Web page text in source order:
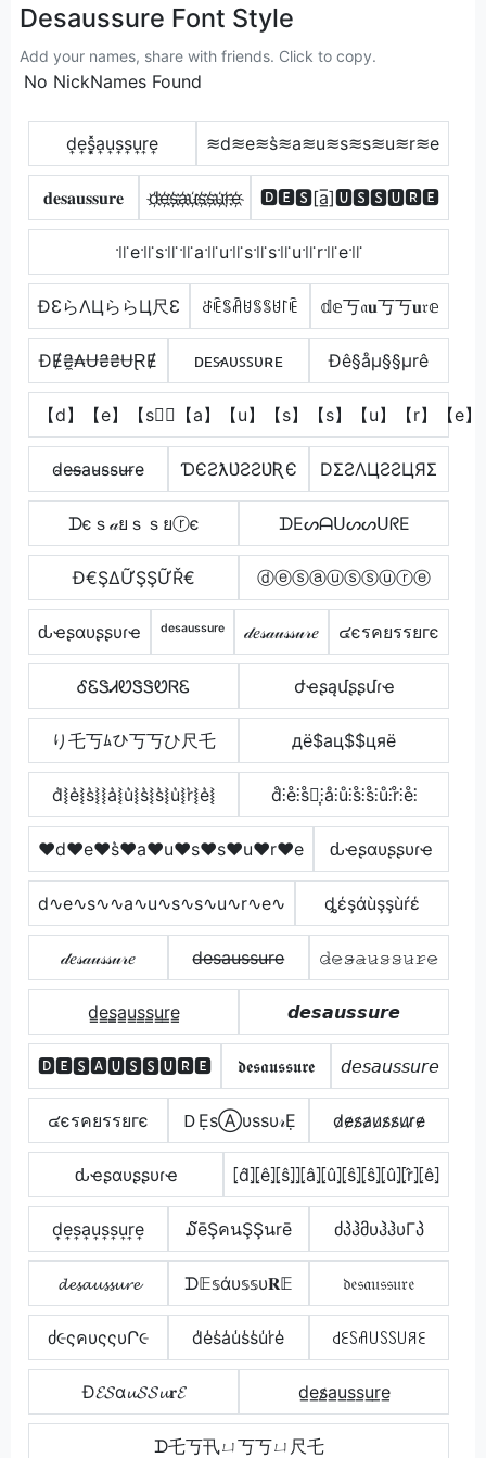
Desaussure Font Style
Add your names, share with friends. Click to copy.
No NickNames Found
d͎e͎s͎͓̽a͎u͎s͎s͎u͎r͎e͎ ≋d≋e≋s͛≋a≋u≋s≋s≋u≋r≋e
𝐝𝐞𝐬𝐚𝐮𝐬𝐬𝐮𝐫𝐞 d҉e҉s҉a҉u҉s҉s҉u҉r҉e҉ 🅳🅴🆂[a̲̅]🆄🆂🆂🆄🆁🅴
꜉꜍e꜉꜍s꜉꜍꜉꜍a꜉꜍u꜉꜍s꜉꜍s꜉꜍u꜉꜍r꜉꜍e꜉꜍
ÐƐらΛЦららЦ尺Ɛ ꁕꍟꌚꋫꐇꌚꌚꐇ꒓ꍟ 𝕕𝕖丂𝔞𝐮丂丂𝐮𝔯𝕖
ĐɆ₴̼₳Ʉ₴₴ɄⱤɆ ᴅᴇꜱ̷ᴀᴜꜱꜱᴜʀᴇ Ðê§åµ§§µrê
【d】【e】【s】⃣【a】【u】【s】【s】【u】【r】【e】
d̴e̴s̴̶a̴u̴s̴s̴u̴r̴e̴ ƊЄƧƛƲƧƧƲƦЄ DΣƧΛЦƧƧЦЯΣ
ᗪєｓ𝒶ยｓｓยⓡє ᗪEᔕᗩᑌᔕᔕᑌᖇE
Đ€ŞΔỮŞŞỮŘ€ ⓓⓔⓢⓐⓤⓢⓢⓤⓡⓔ
ԃҽʂαυʂʂυɾҽ ᵈᵉˢᵃᵘˢˢᵘʳᵉ 𝒹𝑒𝓈𝒶𝓊𝓈𝓈𝓊𝓇𝑒 ๔єรคยรรยгє
ᎴᏋᏕᏗᏬᏕᏕᏬᏒᏋ ժҽʂąմʂʂմɾҽ
り乇丂ﾑひ丂丂ひ尺乇 дё$ац$$цяё
d͛⦚e͛⦚s͛⦚⦚a͛⦚u͛⦚s͛⦚s͛⦚u͛⦚r͛⦚e͛⦚ d̊⫶e̊⫶s̊⫶͎⫶å⫶ů⫶s̊⫶s̊⫶ů⫶r̊⫶e̊⫶
♥d♥e♥s͛♥a♥u♥s♥s♥u♥r♥e ԃҽʂαυʂʂυɾҽ
d∿e∿s∿∿a∿u∿s∿s∿u∿r∿e∿ ȡέşάùşşùŕέ
𝒹𝑒𝓈𝒶𝓊𝓈𝓈𝓊𝓇𝑒 d̶e̶s̶a̶u̶s̶s̶u̶r̶e̶ 𝚍̷𝚎̷𝚜̷̴𝚊̷𝚞̷𝚜̷𝚜̷𝚞̷𝚛̷𝚎̷
d̳e̳s̳̲a̳u̳s̳s̳u̳r̳e̳ 𝙙𝙚𝙨𝙖𝙪𝙨𝙨𝙪𝙧𝙚
🅳🅴🆂🅰🆄🆂🆂🆄🆁🅴 𝖉𝖊𝖘𝖆𝖚𝖘𝖘𝖚𝖗𝖊 𝘥𝘦𝘴𝘢𝘶𝘴𝘴𝘶𝘳𝘦
๔єรคยรรยгє ＤẸѕⒶυѕѕυ𝓇Ẹ d̷e̷s̷a̷u̷s̷s̷u̷r̷e̷
ԃҽʂαυʂʂυɾҽ ⦏d̂⦎⦏ê⦎⦏ŝ⦎⦎⦏â⦎⦏û⦎⦏ŝ⦎⦏ŝ⦎⦏û⦎⦏r̂⦎⦏ê⦎
d͎e͎s͎a͎u͎s͎s͎u͎r͎e͎ ໓ēŞคนŞŞนrē ძპჰმυჰჰυΓპ
𝓭𝓮𝓼𝓪𝓾𝓼𝓼𝓾𝓻𝓮 ᗪ𝔼𝕤άυ𝕤𝕤υ𝐑𝔼 𝔡𝔢𝔰𝔞𝔲𝔰𝔰𝔲𝔯𝔢
ძ૯ςคυςςυՐ૯ d̾e̾s̾a̾u̾s̾s̾u̾r̾e̾ ꒯ꏂꇙꋬ꒤ꇙꇙ꒤ꋪꏂ
Đ𝓔𝓢α𝓾𝓢𝓢𝓾𝐫𝓔 d̲e̲s̷̲a̲u̲s̲s̲u̲r̲e̲
ᗪ乇丂卂ㄩ丂丂ㄩ尺乇